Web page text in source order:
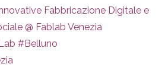
Fabbricazione Digitale e
@ Fablab Venezia
#Belluno